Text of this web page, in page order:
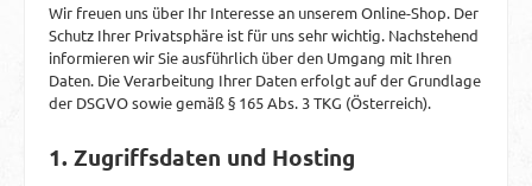
Wir freuen uns über Ihr Interesse an unserem Online-Shop. Der
Schutz Ihrer Privatsphäre ist für uns sehr wichtig. Nachstehend
informieren wir Sie ausführlich über den Umgang mit Ihren
Daten. Die Verarbeitung Ihrer Daten erfolgt auf der Grundlage
der DSGVO sowie gemäß § 165 Abs. 3 TKG (Österreich).
1. Zugriffsdaten und Hosting